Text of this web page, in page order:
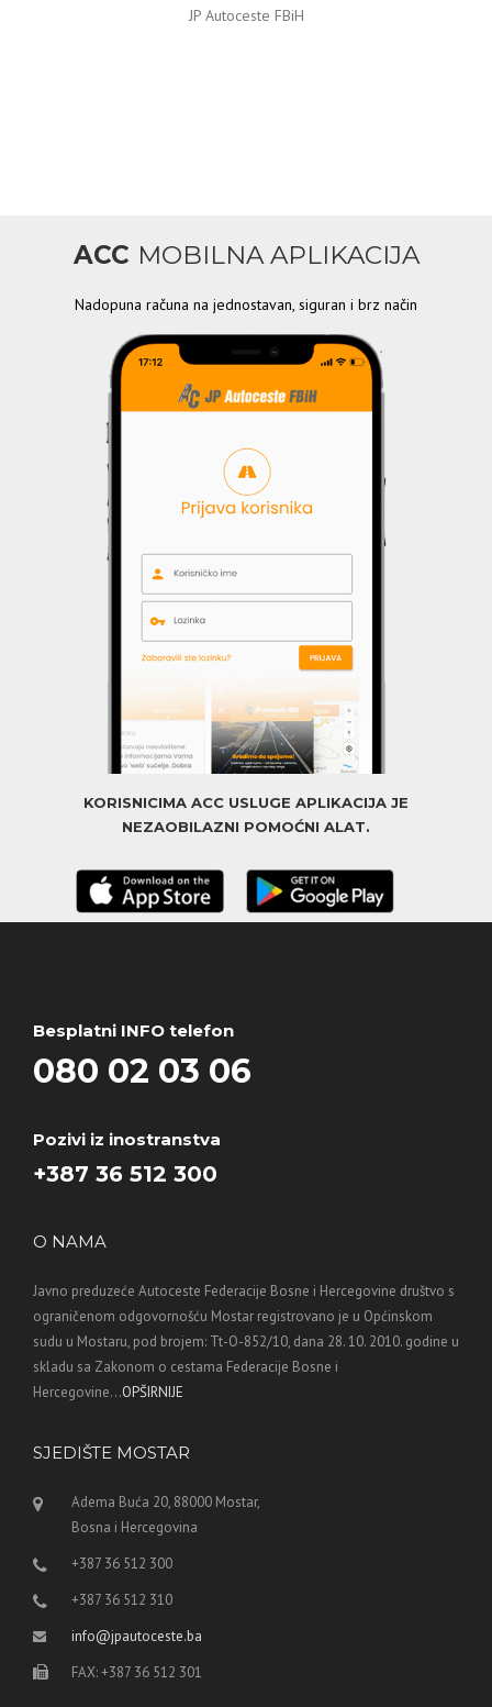
JP Autoceste FBiH
ACC MOBILNA APLIKACIJA
Nadopuna računa na jednostavan, siguran i brz način
KORISNICIMA ACC USLUGE APLIKACIJA JE
NEZAOBILAZNI POMOĆNI ALAT.
Besplatni INFO telefon
080 02 03 06
Pozivi iz inostranstva
+387 36 512 300
O NAMA
Javno preduzeće Autoceste Federacije Bosne i Hercegovine društvo s
ograničenom odgovornošću Mostar registrovano je u Općinskom
sudu u Mostaru, pod brojem: Tt-O-852/10, dana 28. 10. 2010. godine u
skladu sa Zakonom o cestama Federacije Bosne i
Hercegovine...OPŠIRNIJE
SJEDIŠTE MOSTAR
Adema Buća 20, 88000 Mostar,
Bosna i Hercegovina
+387 36 512 300
+387 36 512 310
info@jpautoceste.ba
FAX: +387 36 512 301